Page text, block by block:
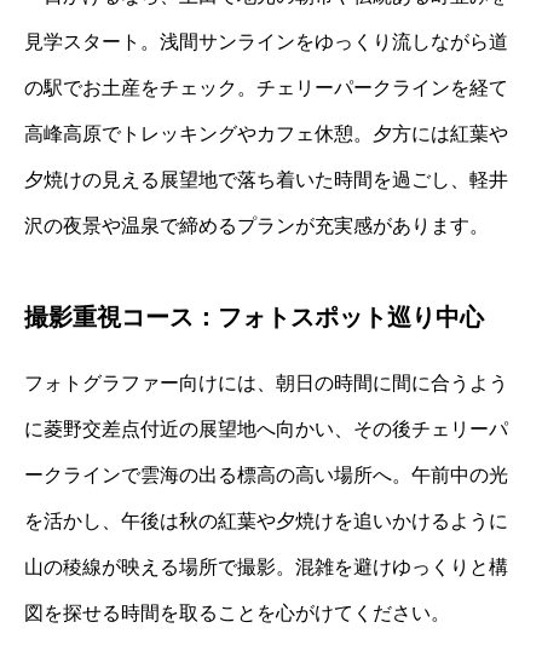
見学スタート。浅間サンラインをゆっくり流しながら道
の駅でお土産をチェック。チェリーパークラインを経て
高峰高原でトレッキングやカフェ休憩。夕方には紅葉や
夕焼けの見える展望地で落ち着いた時間を過ごし、軽井
沢の夜景や温泉で締めるプランが充実感があります。
撮影重視コース：フォトスポット巡り中心
フォトグラファー向けには、朝日の時間に間に合うよう
に菱野交差点付近の展望地へ向かい、その後チェリーパ
ークラインで雲海の出る標高の高い場所へ。午前中の光
を活かし、午後は秋の紅葉や夕焼けを追いかけるように
山の稜線が映える場所で撮影。混雑を避けゆっくりと構
図を探せる時間を取ることを心がけてください。